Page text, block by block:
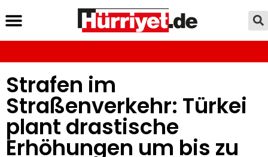
Strafen im
Straßenverkehr: Türkei
plant drastische
Erhöhungen um bis zu